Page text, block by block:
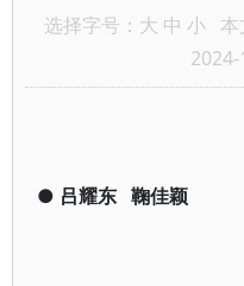
选择字号： 大 中 小 本
2024-
● 吕耀东 鞠佳颖